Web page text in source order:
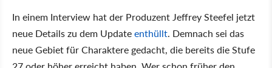
In einem Interview hat der Produzent Jeffrey Steefel jetzt
neue Details zu dem Updateenthüllt. Demnach sei das
neue Gebiet für Charaktere gedacht, die bereits die Stufe